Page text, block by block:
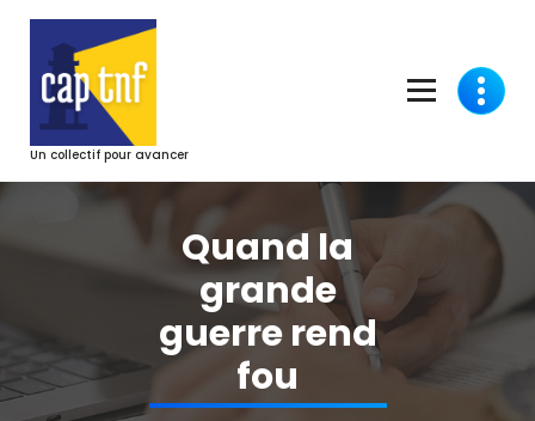
contenu
Un collectif pour avancer
Quand la
grande
guerre rend
fou